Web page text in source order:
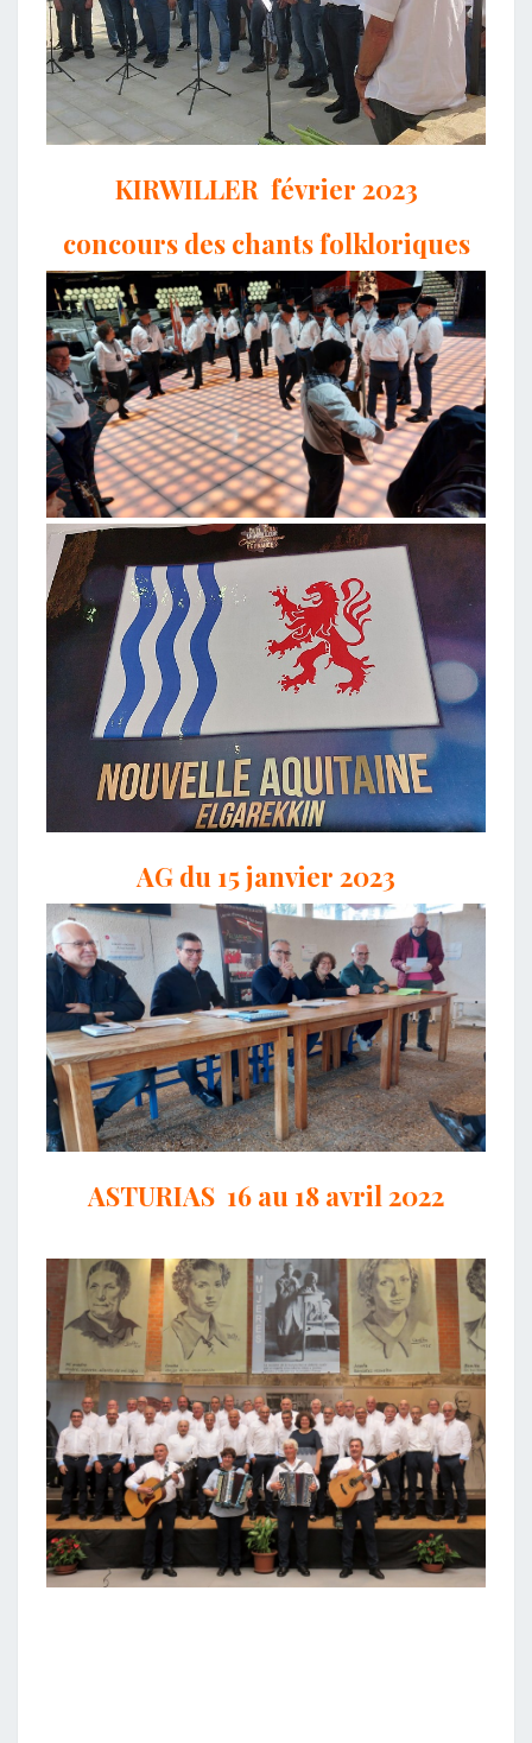
KIRWILLER février 2023
concours des chants folkloriques
AG du 15 janvier 2023
ASTURIAS 16 au 18 avril 2022